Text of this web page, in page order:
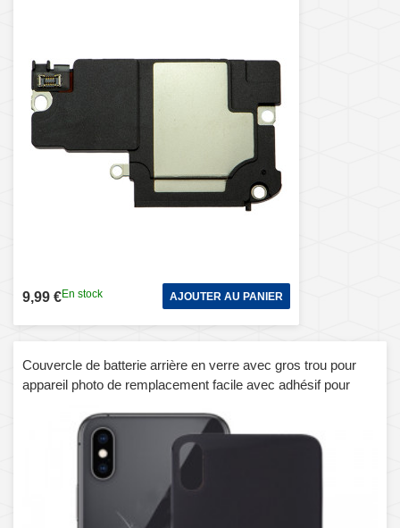
9,99 €En stock AJOUTER AU PANIER
Couvercle de batterie arrière en verre avec gros trou pour
appareil photo de remplacement facile avec adhésif pour